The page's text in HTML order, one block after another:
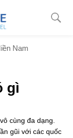
Nam
gì
cùng đa dạng.
gũi với các quốc